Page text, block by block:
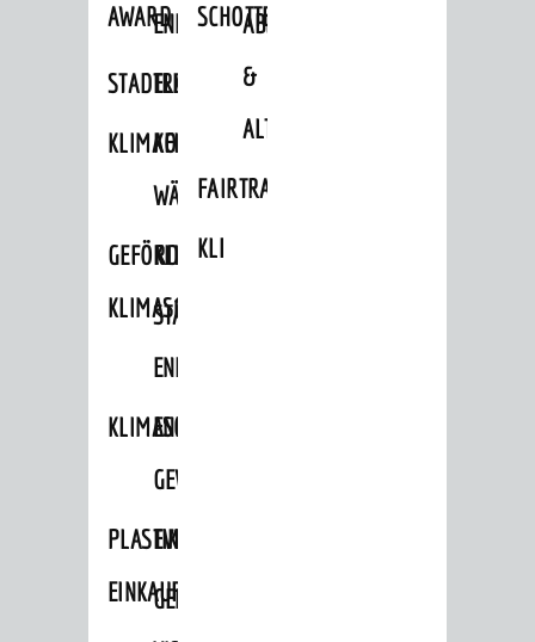
AWARDENERGIEBERATUNG
STADTRADELN
ELEKTROMOBILITÄTSBERATUNG
KLIMAFITKOMMUNALE
WÄRMEPLANUNG
GEFÖRDERTE
KLIMASCHUTZMASSNAHMEN
KLIMASCHUTZKONZEPT
STÄDTISCHES
ENERGIEMANAGEMENT
KLIMASCHUTZKOMMISSION
ENERGIEKARAWANE
GEWERBE
PLASTIKTÜTENFREIE
EINKAUFSSTADT
EVENTS
GEMEINSAME
SCHOTTERGÄRTEN
ABFALL
&
ALTLASTEN
FAIRTRADE
KLEIDERTAUSCHBÖRSE